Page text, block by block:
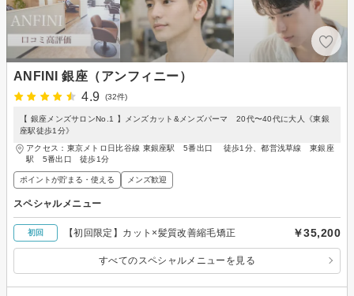
ANFINI 銀座（アンフィニー）
4.9
(32件)
【 銀座メンズサロンNo.1 】メンズカット&メンズパーマ 20代〜40代に大人《東銀
座駅徒歩1分》
アクセス：東京メトロ日比谷線 東銀座駅 5番出口 徒歩1分、都営浅草線 東銀座
駅 5番出口 徒歩1分
ポイントが貯まる・使える メンズ歓迎
スペシャルメニュー
初回 【初回限定】カット×髪質改善縮毛矯正 ￥35,200
すべてのスペシャルメニューを見る